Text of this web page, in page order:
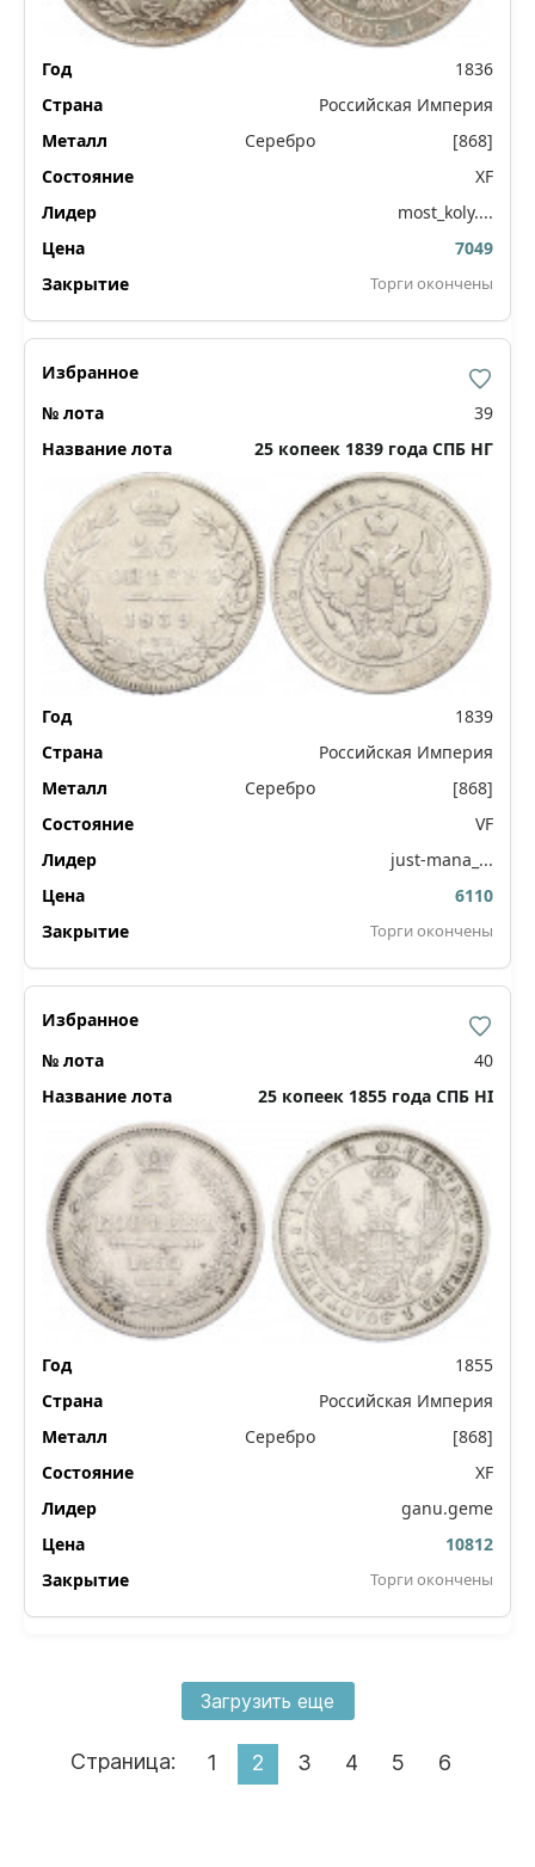
1836
Российская Империя
Серебро
[868]
XF
most_koly....
7049
Торги окончены
39
25 копеек 1839 года СПБ НГ
1839
Российская Империя
Серебро
[868]
VF
just-mana_...
6110
Торги окончены
40
25 копеек 1855 года СПБ НI
1855
Российская Империя
Серебро
[868]
XF
ganu.geme
10812
Торги окончены
Загрузить еще
Страница: 1 2 3 4 5 6